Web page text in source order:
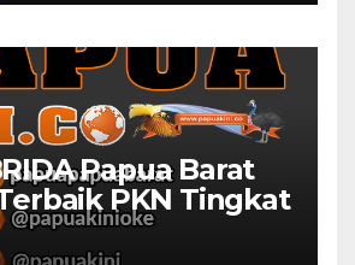
Papua Barat
PKN Tingkat
XXX 2025 Papua